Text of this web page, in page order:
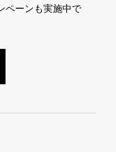
ペーンも実施中で